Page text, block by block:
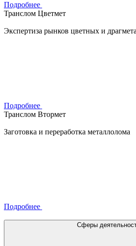
Подробнее
Транслом Цветмет
Экспертиза рынков цветных и
Подробнее
Транслом Втормет
Заготовка и переработка металлолома
Подробнее
Сферы